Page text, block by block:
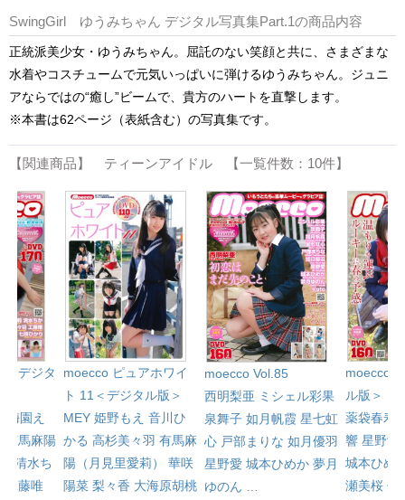
SwingGirl ゆうみちゃん デジタル写真集Part.1の商品内容
正統派美少女・ゆうみちゃん。屈託のない笑顔と共に、さまざまな
水着やコスチュームで元気いっぱいに弾けるゆうみちゃん。ジュニ
アならではの“癒し”ビームで、貴方のハートを直撃します。
※本書は62ページ（表紙含む）の写真集です。
【関連商品】 ティーンアイドル 【一覧件数：10件】
＜デジタ
梅園え
有馬麻陽
清水ち
工藤唯
moecco ピュアホワイ
ト 11＜デジタル版＞
MEY 姫野もえ 音川ひ
かる 高杉美々羽 有馬麻
陽（月見里愛莉）
華咲
陽菜 梨々香 大海原胡桃
moecco Vol.85
西明梨亜 ミシェル彩果
泉舞子 如月帆霞 星七虹
心 戸部まりな 如月優羽
星野愛 城本ひめか 夢月
ゆのん
moecco
ル版＞
薬袋春寿
響 星野愛
城本ひめ
瀬美桜 佐